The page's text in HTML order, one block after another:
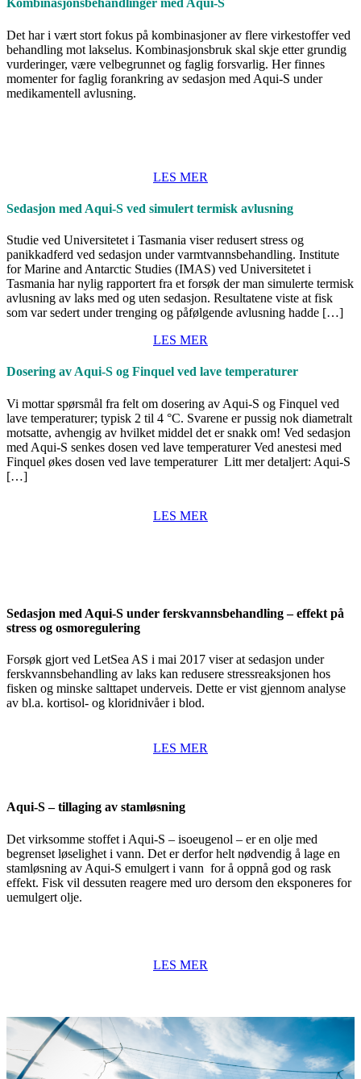
Kombinasjonsbehandlinger med Aqui-S
Det har i vært stort fokus på kombinasjoner av flere virkestoffer ved
behandling mot lakselus. Kombinasjonsbruk skal skje etter grundig
vurderinger, være velbegrunnet og faglig forsvarlig. Her finnes
momenter for faglig forankring av sedasjon med Aqui-S under
medikamentell avlusning.
LES MER
Sedasjon med Aqui-S ved simulert termisk avlusning
Studie ved Universitetet i Tasmania viser redusert stress og
panikkadferd ved sedasjon under varmtvannsbehandling. Institute
for Marine and Antarctic Studies (IMAS) ved Universitetet i
Tasmania har nylig rapportert fra et forsøk der man simulerte termisk
avlusning av laks med og uten sedasjon. Resultatene viste at fisk
som var sedert under trenging og påfølgende avlusning hadde […]
LES MER
Dosering av Aqui-S og Finquel ved lave temperaturer
Vi mottar spørsmål fra felt om dosering av Aqui-S og Finquel ved
lave temperaturer; typisk 2 til 4 °C. Svarene er pussig nok diametralt
motsatte, avhengig av hvilket middel det er snakk om! Ved sedasjon
med Aqui-S senkes dosen ved lave temperaturer Ved anestesi med
Finquel økes dosen ved lave temperaturer Litt mer detaljert: Aqui-S
[…]
LES MER
Sedasjon med Aqui-S under ferskvannsbehandling – effekt på
stress og osmoregulering
Forsøk gjort ved LetSea AS i mai 2017 viser at sedasjon under
ferskvannsbehandling av laks kan redusere stressreaksjonen hos
fisken og minske salttapet underveis. Dette er vist gjennom analyse
av bl.a. kortisol- og kloridnivåer i blod.
LES MER
Aqui-S – tillaging av stamløsning
Det virksomme stoffet i Aqui-S – isoeugenol – er en olje med
begrenset løselighet i vann. Det er derfor helt nødvendig å lage en
stamløsning av Aqui-S emulgert i vann for å oppnå god og rask
effekt. Fisk vil dessuten reagere med uro dersom den eksponeres for
uemulgert olje.
LES MER